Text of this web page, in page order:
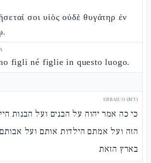
σοι υἱὸς οὐδὲ θυγάτηρ ἐν
figli né figlie in questo luogo.
EBRAICO (MT)
כי כה אמר יהוה על הבנים ועל הבנות
הזה ועל אמתם הילדות אותם ועל
בארץ הזאת